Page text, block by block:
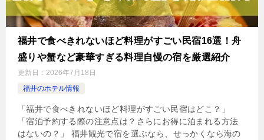
福井で食べきれないほど料理がすごい民宿16選！舟
盛りや蟹など豪華すぎる料理自慢の宿を厳選紹介
更新日： 2026年7月18日
福井のホテル情報
「福井で食べきれないほど料理がすごい民宿はどこ？」
「宿泊予約する際の注意点は？さらにお得に泊まれる方法
はないの？」 福井観光で宿を選ぶなら、せっかくなら海の